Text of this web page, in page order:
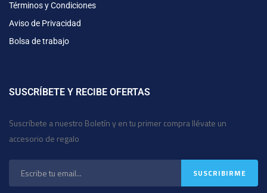
Términos y Condiciones
Aviso de Privacidad
Bolsa de trabajo
SUSCRÍBETE Y RECIBE OFERTAS
Suscríbete a nuestro Boletín y en tu primer compra llévate un
accesorio de regalo